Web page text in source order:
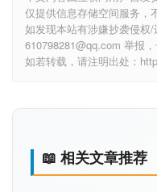
仅提供信息存储空间服务，
如发现本站有涉嫌抄袭侵权
610798281@qq.com 举报
如若转载，请注明出处：
📖 相关文章推荐